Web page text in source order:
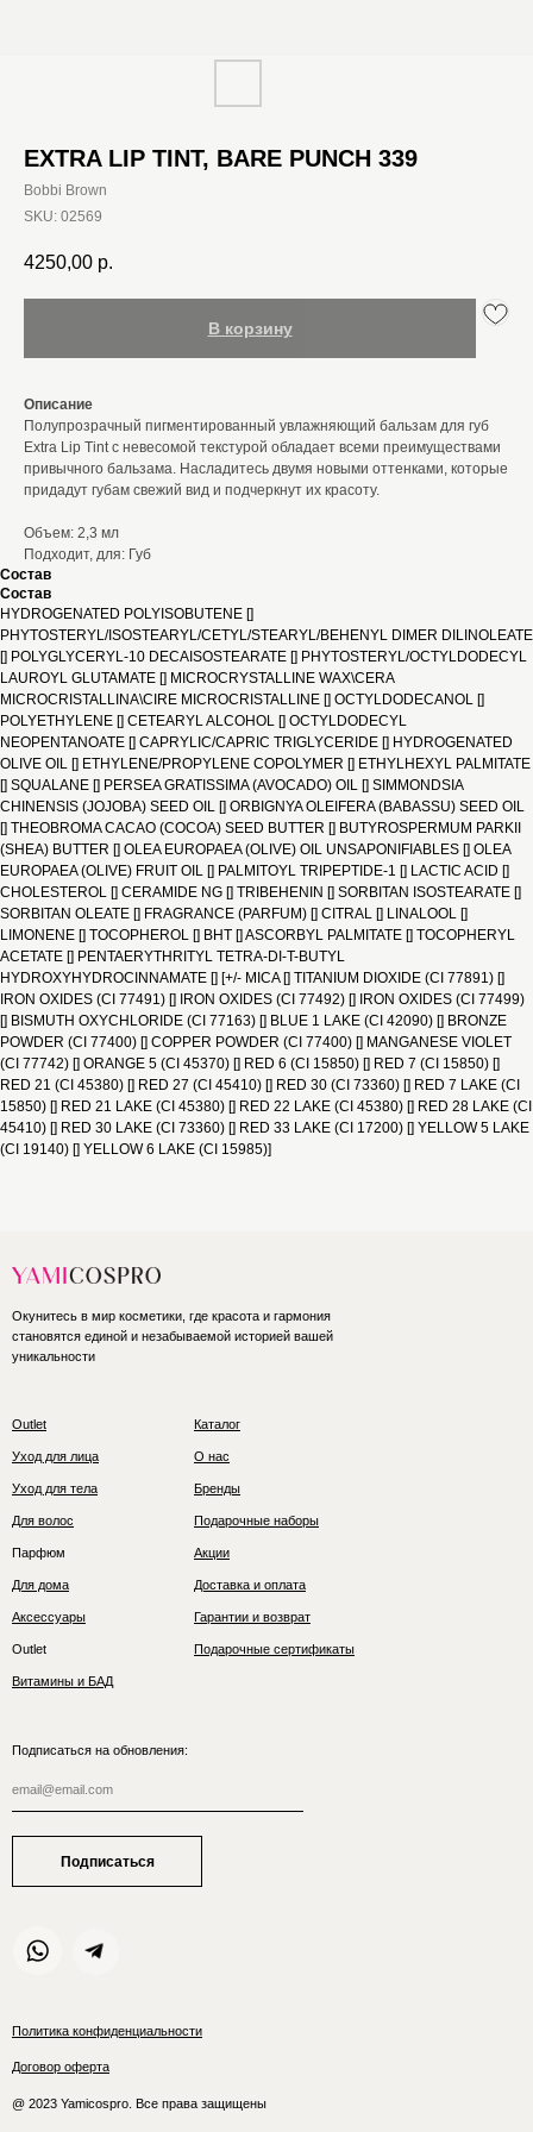
EXTRA LIP TINT, BARE PUNCH 339
Bobbi Brown
SKU: 02569
4250,00 р.
В корзину
Описание
Полупрозрачный пигментированный увлажняющий бальзам для губ
Extra Lip Tint с невесомой текстурой обладает всеми преимуществами
привычного бальзама. Насладитесь двумя новыми оттенками, которые
придадут губам свежий вид и подчеркнут их красоту.
Объем: 2,3 мл
Подходит, для: Губ
Состав
Состав
HYDROGENATED POLYISOBUTENE []
PHYTOSTERYL/ISOSTEARYL/CETYL/STEARYL/BEHENYL DIMER DILINOLEATE
[] POLYGLYCERYL-10 DECAISOSTEARATE [] PHYTOSTERYL/OCTYLDODECYL
LAUROYL GLUTAMATE [] MICROCRYSTALLINE WAX\CERA
MICROCRISTALLINA\CIRE MICROCRISTALLINE [] OCTYLDODECANOL []
POLYETHYLENE [] CETEARYL ALCOHOL [] OCTYLDODECYL
NEOPENTANOATE [] CAPRYLIC/CAPRIC TRIGLYCERIDE [] HYDROGENATED
OLIVE OIL [] ETHYLENE/PROPYLENE COPOLYMER [] ETHYLHEXYL PALMITATE
[] SQUALANE [] PERSEA GRATISSIMA (AVOCADO) OIL [] SIMMONDSIA
CHINENSIS (JOJOBA) SEED OIL [] ORBIGNYA OLEIFERA (BABASSU) SEED OIL
[] THEOBROMA CACAO (COCOA) SEED BUTTER [] BUTYROSPERMUM PARKII
(SHEA) BUTTER [] OLEA EUROPAEA (OLIVE) OIL UNSAPONIFIABLES [] OLEA
EUROPAEA (OLIVE) FRUIT OIL [] PALMITOYL TRIPEPTIDE-1 [] LACTIC ACID []
CHOLESTEROL [] CERAMIDE NG [] TRIBEHENIN [] SORBITAN ISOSTEARATE []
SORBITAN OLEATE [] FRAGRANCE (PARFUM) [] CITRAL [] LINALOOL []
LIMONENE [] TOCOPHEROL [] BHT [] ASCORBYL PALMITATE [] TOCOPHERYL
ACETATE [] PENTAERYTHRITYL TETRA-DI-T-BUTYL
HYDROXYHYDROCINNAMATE [] [+/- MICA [] TITANIUM DIOXIDE (CI 77891) []
IRON OXIDES (CI 77491) [] IRON OXIDES (CI 77492) [] IRON OXIDES (CI 77499)
[] BISMUTH OXYCHLORIDE (CI 77163) [] BLUE 1 LAKE (CI 42090) [] BRONZE
POWDER (CI 77400) [] COPPER POWDER (CI 77400) [] MANGANESE VIOLET
(CI 77742) [] ORANGE 5 (CI 45370) [] RED 6 (CI 15850) [] RED 7 (CI 15850) []
RED 21 (CI 45380) [] RED 27 (CI 45410) [] RED 30 (CI 73360) [] RED 7 LAKE (CI
15850) [] RED 21 LAKE (CI 45380) [] RED 22 LAKE (CI 45380) [] RED 28 LAKE (CI
45410) [] RED 30 LAKE (CI 73360) [] RED 33 LAKE (CI 17200) [] YELLOW 5 LAKE
(CI 19140) [] YELLOW 6 LAKE (CI 15985)]
Outlet
Окунитесь в мир косметики, где красота и гармония
становятся единой и незабываемой историей вашей
уникальности
Политика конфиденциальности
Договор оферта
@ 2023 Yamicospro. Все права защищены
Уход для лица
Уход для тела
Для волос
Парфюм
Для дома
Аксессуары
Outlet
Витамины и БАД
Каталог
О нас
Бренды
Подарочные наборы
Акции
Доставка и оплата
Гарантии и возврат
Подарочные сертификаты
Подписаться на обновления:
Подписаться